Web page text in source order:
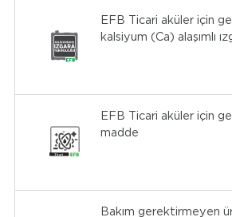
EFB Ticari aküler için
kalsiyum (Ca) alaşımlı
EFB Ticari aküler için
madde
Bakım gerektirmeyen